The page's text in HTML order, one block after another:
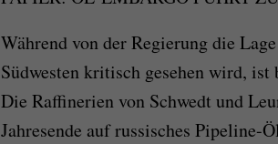
Während von der Regierung die
Südwesten kritisch gesehen wird,
Die Raffinerien von Schwedt und
Jahresende auf russisches Pipeline-